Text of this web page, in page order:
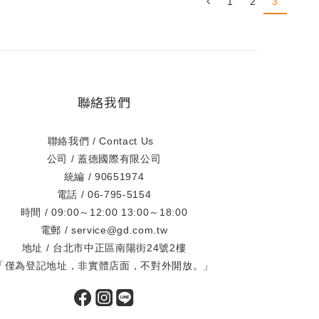
聯絡我們
聯絡我們 / Contact Us
公司 / 蓋德國際有限公司
統編 / 90651974
電話 / 06-795-5154
時間 / 09:00～12:00 13:00～18:00
電郵 / service@gd.com.tw
地址 / 台北市中正區南陽街24號2樓
僅為登記地址，非實體店面，不對外開放。」